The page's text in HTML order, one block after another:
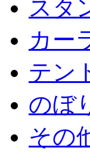
スタ
カー
テン
のぼ
その